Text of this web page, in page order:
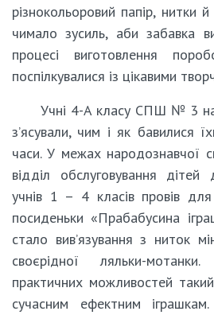
різнокольоровий папір, нитки
чимало зусиль, аби забавка
процесі виготовлення
поспілкувалися із цікавими
Учні 4-А класу СПШ № 3 на
з’ясували, чим і як бавилися
часи. У межах народознавчої
відділ обслуговування дітей
учнів 1 – 4 класів провів для
посиденьки «Прабабусина
стало вив’язування з ниток
своєрідної ляльки-
практичних можливостей
сучасним ефектним